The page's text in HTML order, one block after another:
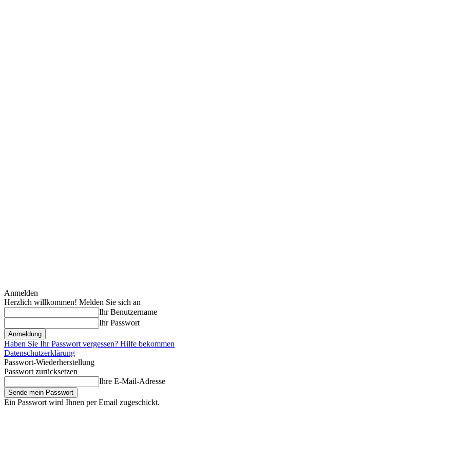
Anmelden
Herzlich willkommen! Melden Sie sich an
Ihr Benutzername
Ihr Passwort
Haben Sie Ihr Passwort vergessen? Hilfe bekommen
Datenschutzerklärung
Passwort-Wiederherstellung
Passwort zurücksetzen
Ihre E-Mail-Adresse
Ein Passwort wird Ihnen per Email zugeschickt.